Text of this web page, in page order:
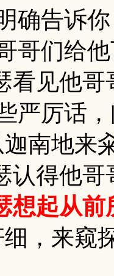
确告诉
哥们给
看见他
严厉话
南地来
认得他
想起从前
，来窥